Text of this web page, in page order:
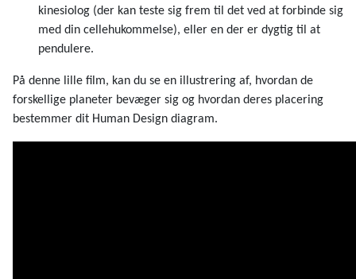
kinesiolog (der kan teste sig frem til det ved at forbinde sig
med din cellehukommelse), eller en der er dygtig til at
pendulere.
På denne lille film, kan du se en illustrering af, hvordan de
forskellige planeter bevæger sig og hvordan deres placering
bestemmer dit Human Design diagram.